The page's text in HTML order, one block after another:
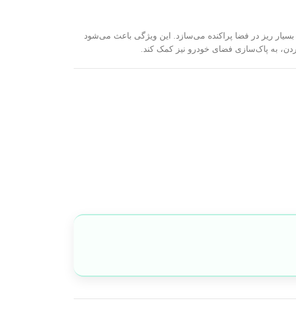
بسیار ریز در فضا پراکنده می‌سازد. این ویژگی باعث می‌شود
به پاک‌سازی فضای خودرو نیز کمک کند.